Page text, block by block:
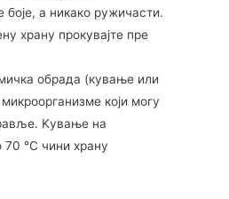
боје, а никако ружичасти.
храну прокувајте пре
обрада (кување или
који могу
Kување на
70 °C чини храну